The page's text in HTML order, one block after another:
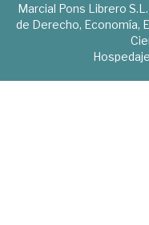
Marcial Pons Librero
de Derecho, Economía,